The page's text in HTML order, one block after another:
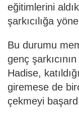
eğitimlerini
şarkıcılığa
Bu durumu
genç
Hadise,
giremese de
çekmeyi